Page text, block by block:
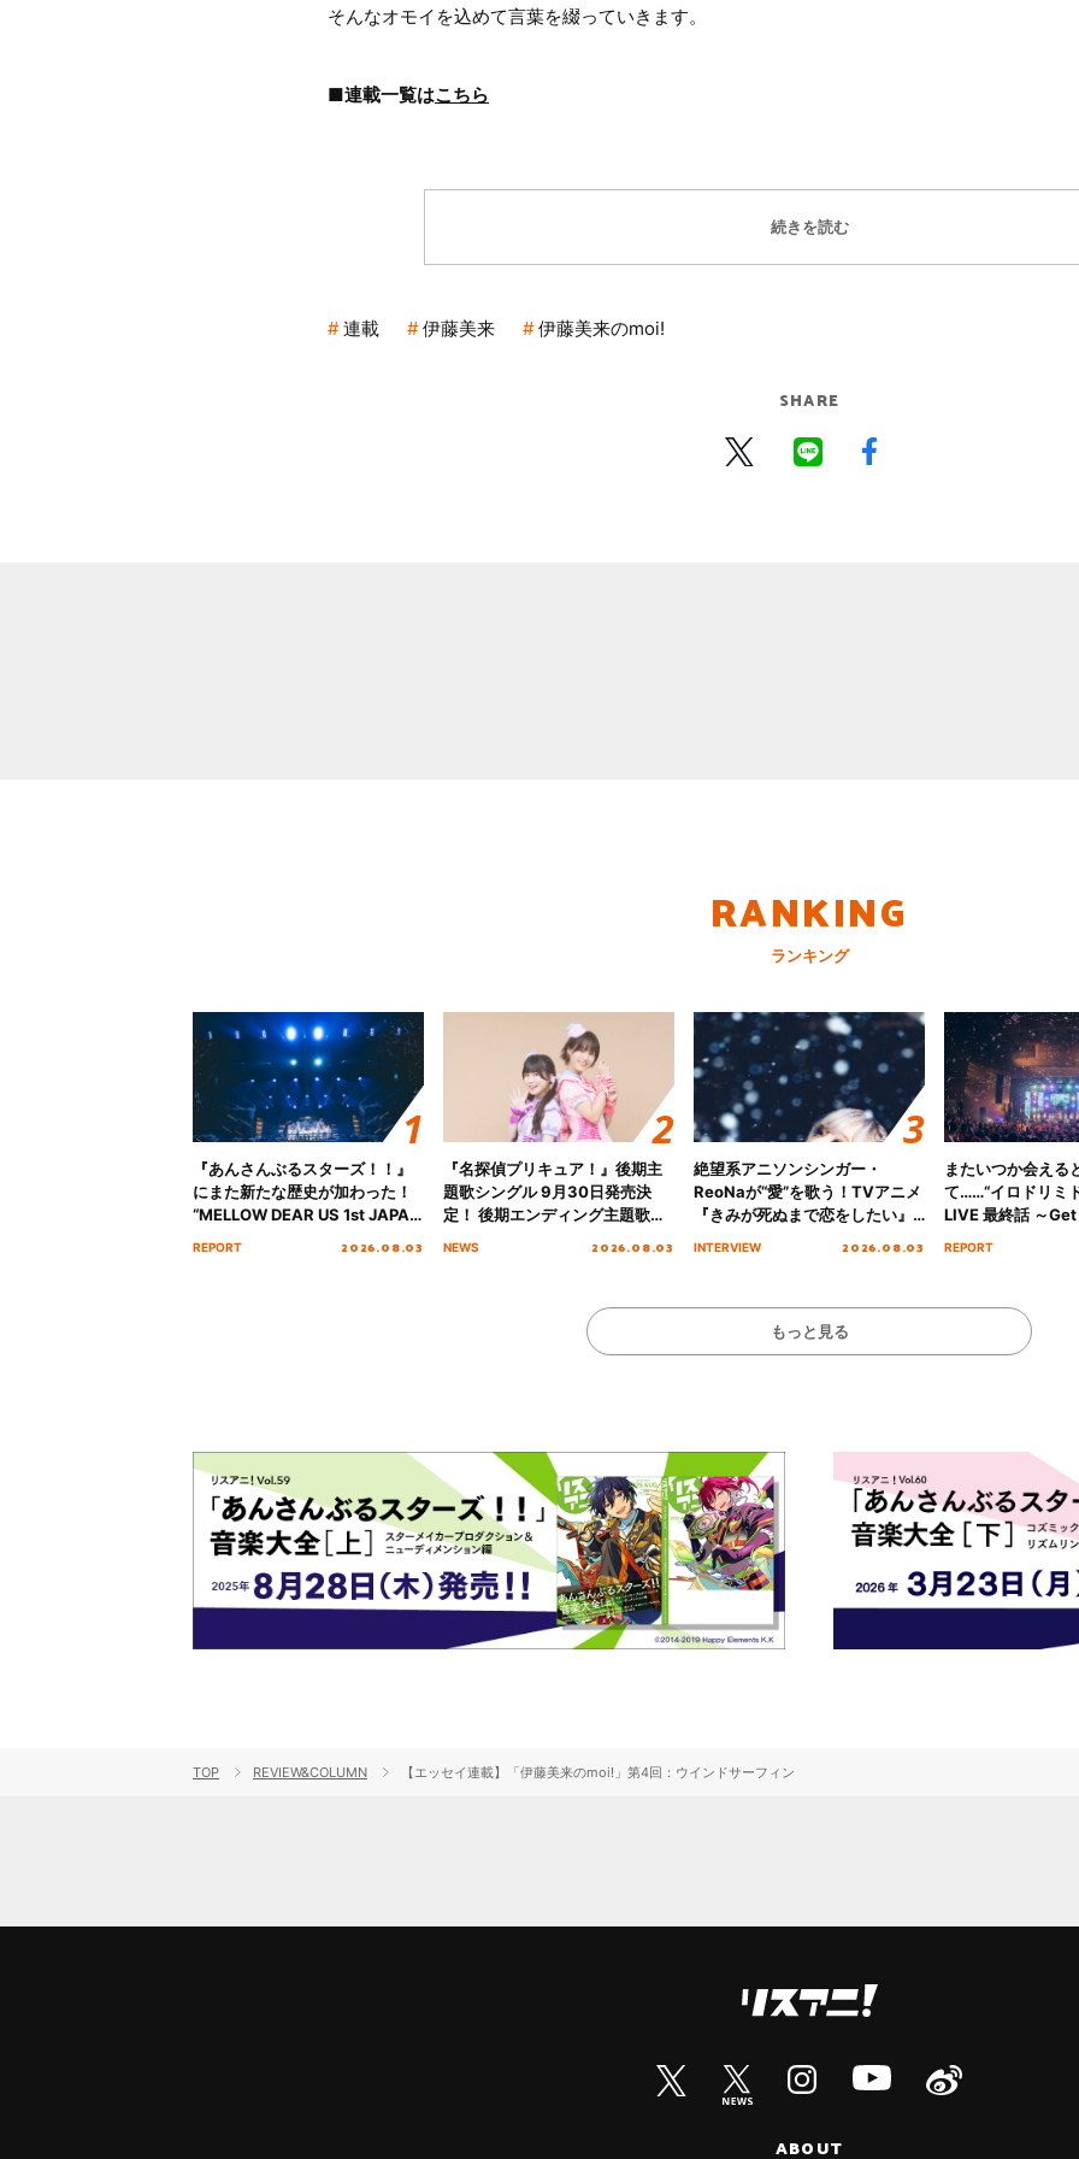
そんなオモイを込めて言葉を綴っていきます。
■連載一覧はこちら
続きを読む
連載 伊藤美来 伊藤美来のmoi!
SHARE
RANKING
ランキング
『あんさんぶるスターズ！！』
にまた新たな歴史が加わった！
“MELLOW DEAR US 1st JAPAN
REPORT 2026.08.03
『名探偵プリキュア！』後期主
題歌シングル 9月30日発売決
定！ 後期エンディング主題歌
NEWS 2026.08.03
絶望系アニソンシンガー・
ReoNaが“愛”を歌う！TVアニメ
『きみが死ぬまで恋をしたい』
INTERVIEW 2026.08.03
またいつか会える
て……“イロドリミ
LIVE 最終話 ～
REPORT
もっと見る
TOP REVIEW&COLUMN 【エッセイ連載】「伊藤美来のmoi!」第4回：ウインドサーフィン
ABOUT